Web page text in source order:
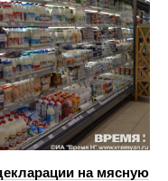
на мясную